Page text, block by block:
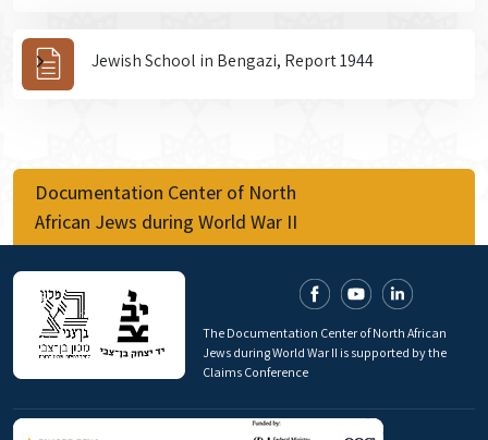
Jewish School in Bengazi, Report 1944
Documentation Center of North
African Jews during World War II
The Documentation Center of North African
Jews during World War II is supported by the
Claims Conference